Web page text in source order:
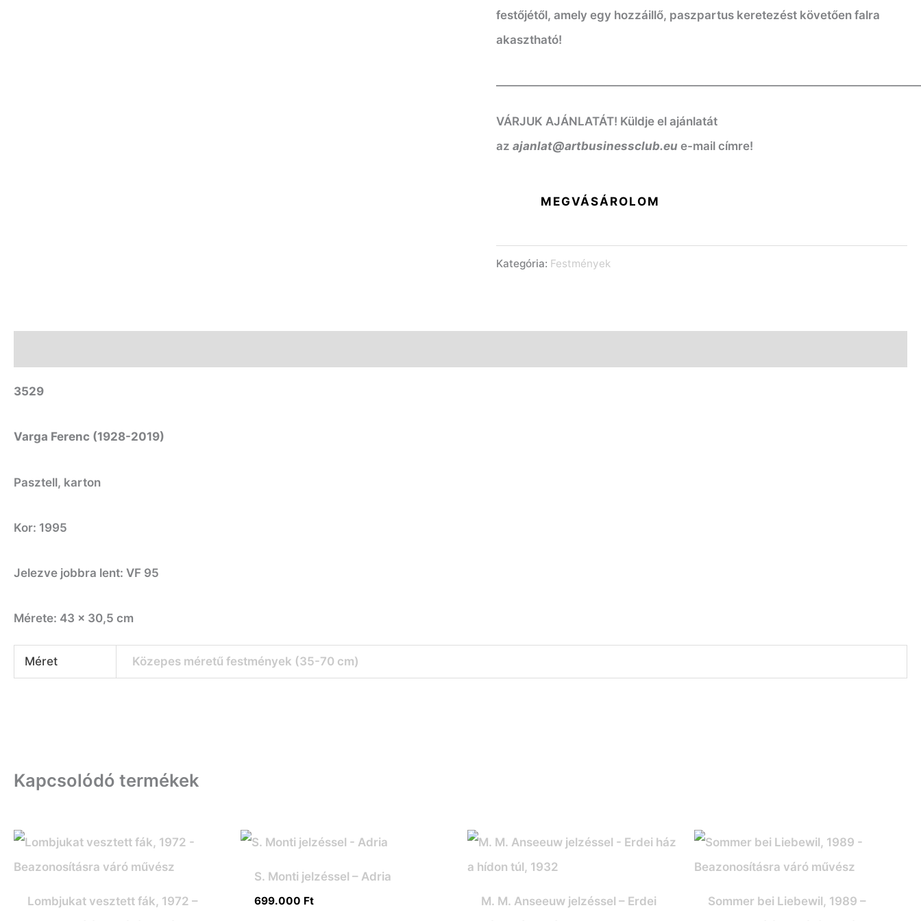
festőjétől, amely egy hozzáillő, paszpartus keretezést követően falra
akasztható!
VÁRJUK AJÁNLATÁT! Küldje el ajánlatát
azajanlat@artbusinessclub.eu e-mail címre!
MEGVÁSÁROLOM
Kategória: Festmények
3529
Varga Ferenc (1928-2019)
Pasztell, karton
Kor: 1995
Jelezve jobbra lent: VF 95
Mérete: 43 x 30,5 cm
Méret Közepes méretű festmények (35-70 cm)
Kapcsolódó termékek
Lombjukat vesztett fák, 1972 –
S. Monti jelzéssel – Adria
699.000 Ft
M. M. Anseeuw jelzéssel – Erdei
Sommer bei Liebewil, 1989 –